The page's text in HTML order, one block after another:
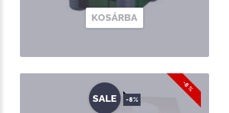
KOSÁRBA
-8 %
SALE -8%